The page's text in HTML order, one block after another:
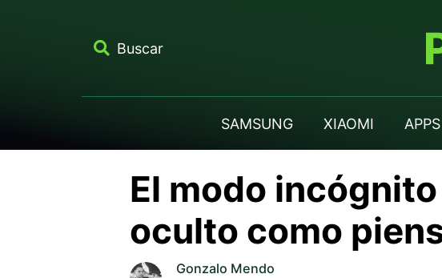
Buscar
SAMSUNG XIAOMI APPS
El modo
oculto como
Gonzalo Mendo